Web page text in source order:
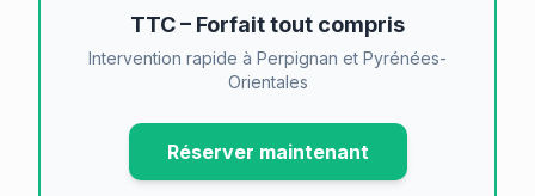
TTC – Forfait tout compris
Intervention rapide à Perpignan et Pyrénées-
Orientales
Réserver maintenant